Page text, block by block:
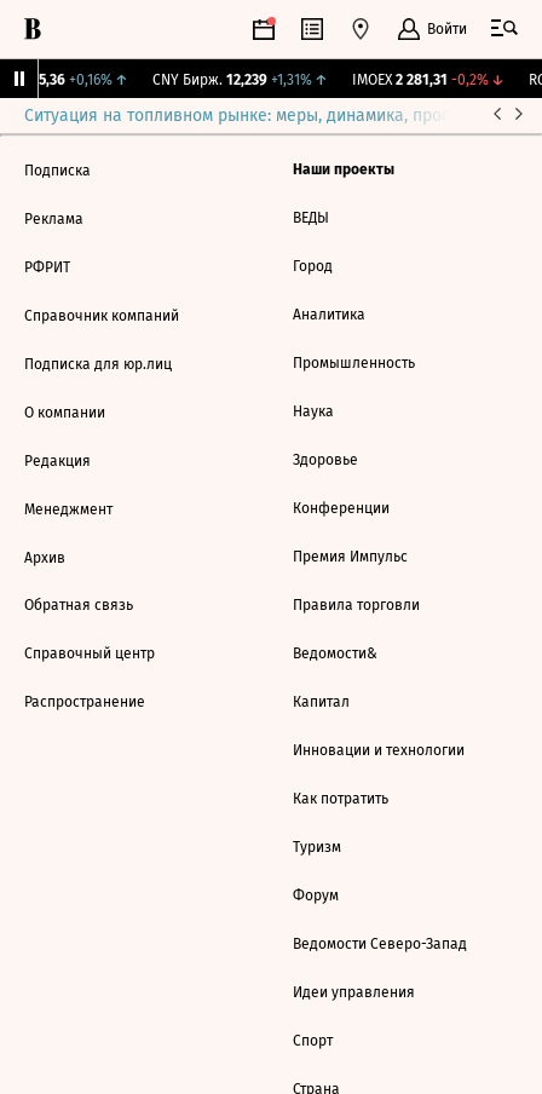
Войти
115,36 +0,16%↑ CNY Бирж. 12,239 +1,31%↑ IMOEX 2 281,31 -0,2%↓
Ситуация на топливном рынке: меры, динамика, прогнозы
Подписка
Реклама
РФРИТ
Справочник компаний
Подписка для юр.лиц
О компании
Редакция
Менеджмент
Архив
Обратная связь
Справочный центр
Распространение
Наши проекты
ВЕДЫ
Город
Аналитика
Промышленность
Наука
Здоровье
Конференции
Премия Импульс
Правила торговли
Ведомости&
Капитал
Инновации и технологии
Как потратить
Туризм
Форум
Ведомости Северо-Запад
Идеи управления
Спорт
Страна